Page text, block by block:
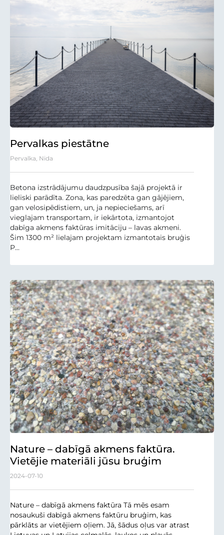
Pervalkas piestātne
Pervalka, Nida
Betona izstrādājumu daudzpusība šajā projektā ir
lieliski parādīta. Zona, kas paredzēta gan gājējiem,
gan velosipēdistiem, un, ja nepieciešams, arī
vieglajam transportam, ir iekārtota, izmantojot
dabīga akmens faktūras imitāciju – lavas akmeni.
Šim 1300 m² lielajam projektam izmantotais bruģis
P...
Nature – dabīgā akmens faktūra.
Vietējie materiāli jūsu bruģim
2024-07-10
Nature – dabīgā akmens faktūra Tā mēs esam
nosaukuši dabīgā akmens faktūru bruģim, kas
pārklāts ar vietējiem oļiem. Jā, šādus oļus var atrast